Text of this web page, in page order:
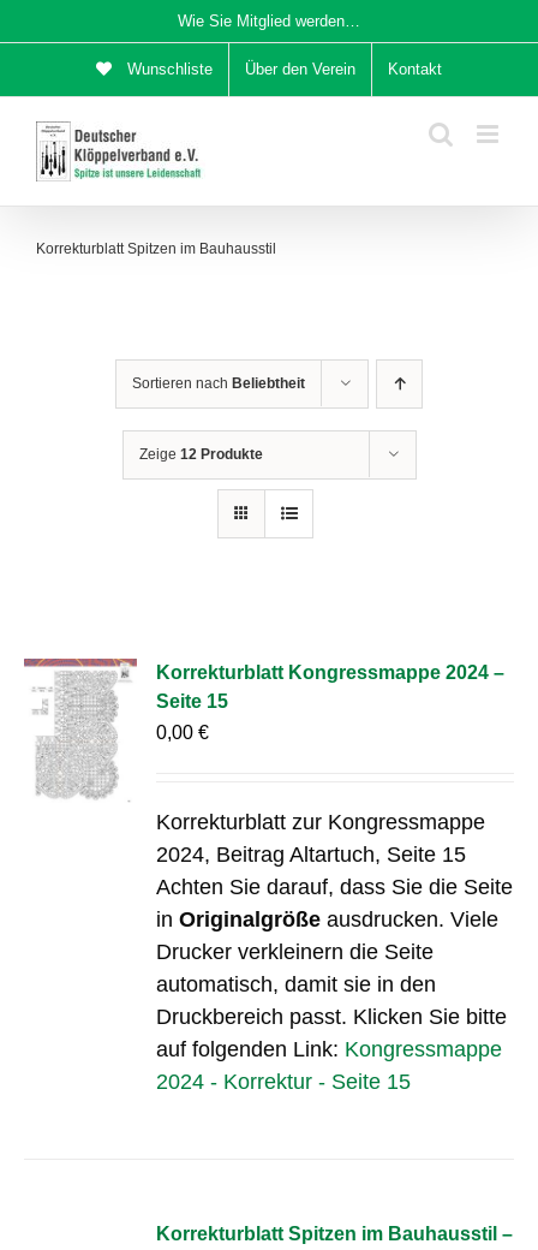
Inhalt
Wie Sie Mitglied werden…
Wunschliste Über den Verein Kontakt
Korrekturblatt Spitzen im Bauhausstil
Sortieren nach Beliebtheit
Zeige 12 Produkte
Korrekturblatt Kongressmappe 2024 –
Seite 15
0,00€
Korrekturblatt zur Kongressmappe
2024, Beitrag Altartuch, Seite 15
Achten Sie darauf, dass Sie die Seite
inOriginalgröße ausdrucken. Viele
Drucker verkleinern die Seite
automatisch, damit sie in den
Druckbereich passt. Klicken Sie bitte
auf folgenden Link: Kongressmappe
2024 - Korrektur - Seite 15
Korrekturblatt Spitzen im Bauhausstil –